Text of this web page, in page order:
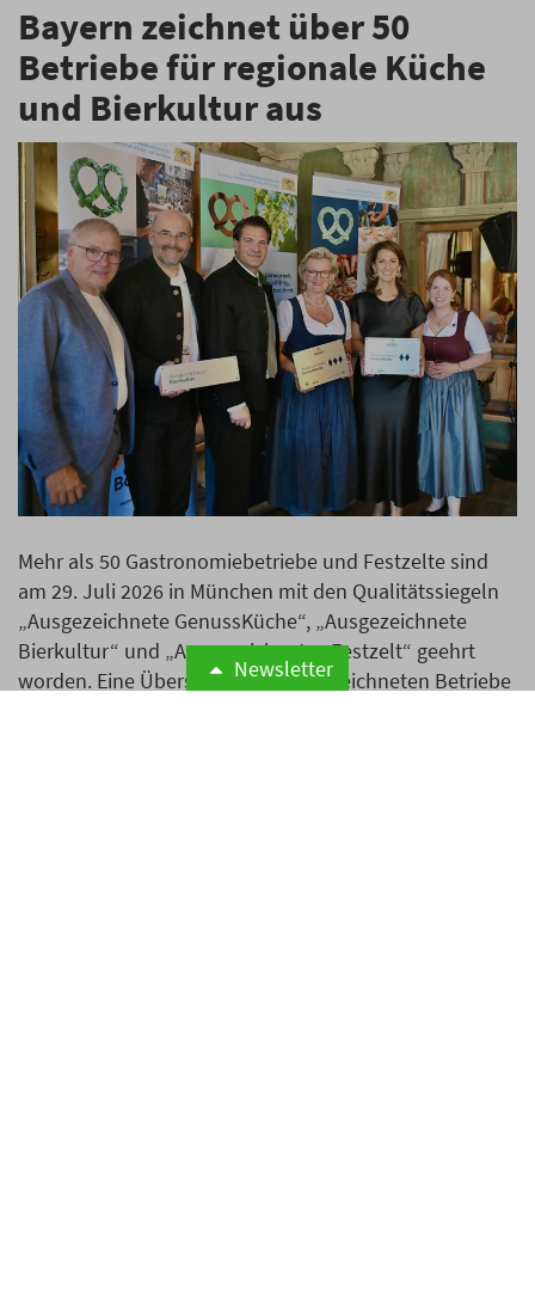
Bayern zeichnet über 50
Betriebe für regionale Küche
und Bierkultur aus
Mehr als 50 Gastronomiebetriebe und Festzelte sind
am 29. Juli 2026 in München mit den Qualitätssiegeln
„Ausgezeichnete GenussKüche“, „Ausgezeichnete
Bierkultur“ und „Ausgezeichnetes Festzelt“ geehrt
worden. Eine Übersicht aller ausgezeichneten Betriebe
Newsletter